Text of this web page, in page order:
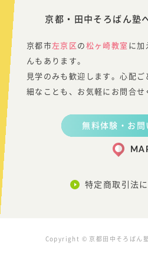
京都・田中そろばん塾
京都市左京区 の 松ヶ崎教室 に加
んもあります。
見学のみも歓迎します。心配
細なことも、お気軽にお問合せ
無料体験・お問
特定商取引法
Copyright © 京都田中そろばん